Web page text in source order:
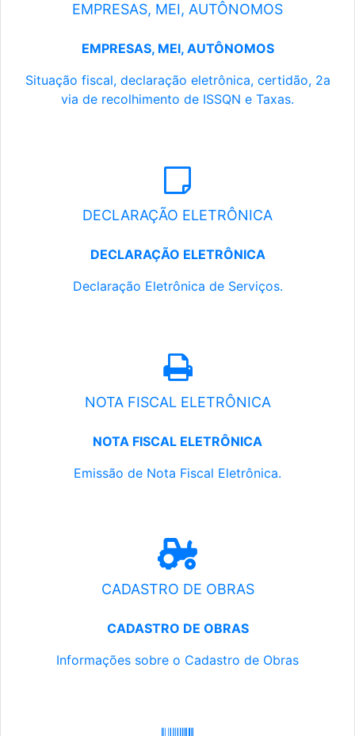
EMPRESAS, MEI, AUTÔNOMOS
EMPRESAS, MEI, AUTÔNOMOS
Situação fiscal, declaração eletrônica, certidão, 2a
via de recolhimento de ISSQN e Taxas.
DECLARAÇÃO ELETRÔNICA
DECLARAÇÃO ELETRÔNICA
Declaração Eletrônica de Serviços.
NOTA FISCAL ELETRÔNICA
NOTA FISCAL ELETRÔNICA
Emissão de Nota Fiscal Eletrônica.
CADASTRO DE OBRAS
CADASTRO DE OBRAS
Informações sobre o Cadastro de Obras